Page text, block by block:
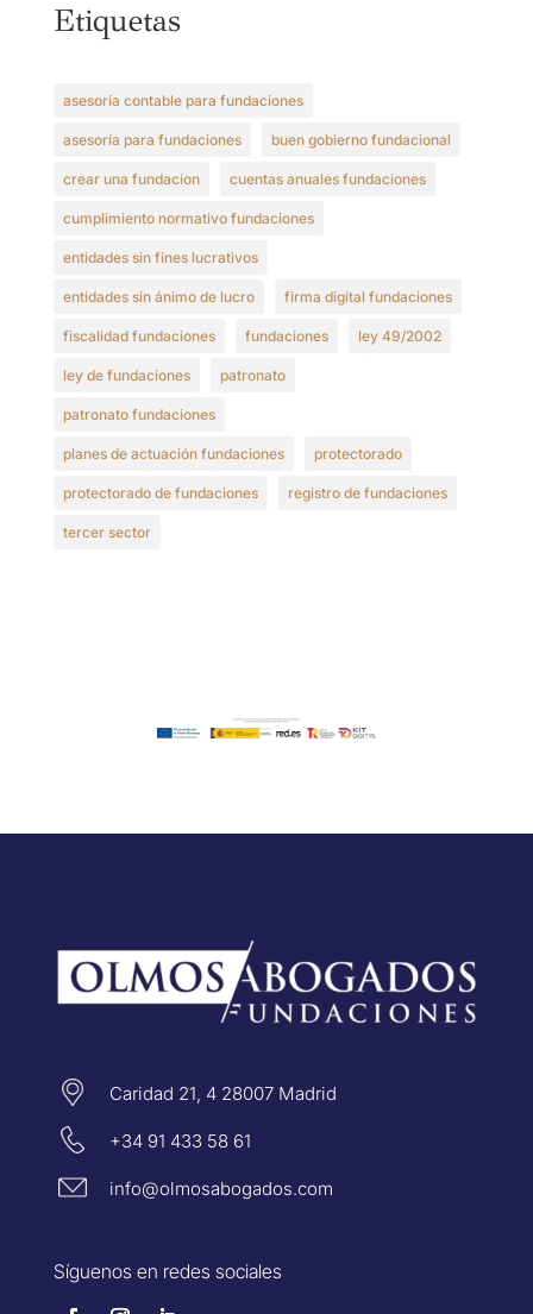
Etiquetas
asesoría contable para fundaciones
asesoría para fundaciones buen gobierno fundacional
crear una fundacion cuentas anuales fundaciones
cumplimiento normativo fundaciones
entidades sin fines lucrativos
entidades sin ánimo de lucro firma digital fundaciones
fiscalidad fundaciones fundaciones ley 49/2002
ley de fundaciones patronato
patronato fundaciones
planes de actuación fundaciones protectorado
protectorado de fundaciones registro de fundaciones
tercer sector
Caridad 21, 4 28007 Madrid
+34 91 433 58 61
info@olmosabogados.com
Síguenos en redes sociales